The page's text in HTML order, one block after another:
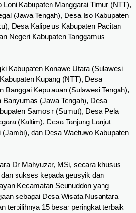
Loni Kabupaten Manggarai Timur (NTT),
(Jawa Tengah), Desa Iso Kabupaten
Desa Kalipelus Kabupaten Pacitan
Negeri Kabupaten Tanggamus
Kabupaten Konawe Utara (Sulawesi
Kupang (NTT), Desa
Banggai Kepulauan (Sulawesi Tengah),
Banyumas (Jawa Tengah), Desa
Samosir (Sumut), Desa Pela
(Kaltim), Desa Tanjung Lanjut
(Jambi), dan Desa Waetuwo Kabupaten
Dr Mahyuzar, MSi, secara khusus
sukses kepada geusyik dan
Kecamatan Seunuddon yang
sebagai Desa Wisata Nusantara
terpilihnya 15 besar peringkat terbaik